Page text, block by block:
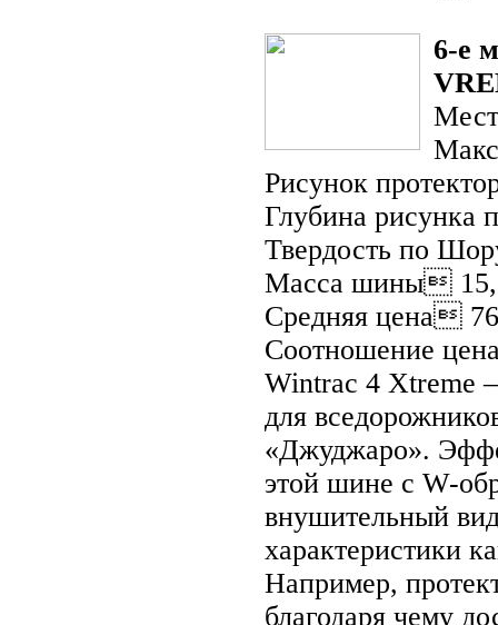
6-е
Рисунок
Глубина рисунка
Твердость по
Масса шины
Средняя цена
Соотношение
Wintrac 4 Xtreme
для
«Джуджаро».
этой шине с W-
внушительный
характеристики
Например,
благодаря чему